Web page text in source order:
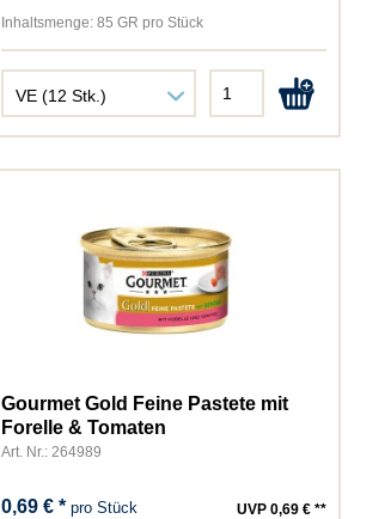
Inhaltsmenge: 85 GR pro Stück
Gourmet Gold Feine Pastete mit
Forelle & Tomaten
Art. Nr.: 264989
0,69 € *pro Stück UVP 0,69 € **